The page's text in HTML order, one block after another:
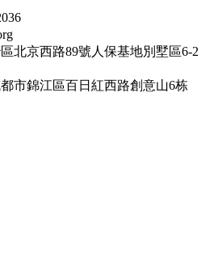
北京西路89號人保基地別墅區6-2
市錦江區百日紅西路創意山6栋